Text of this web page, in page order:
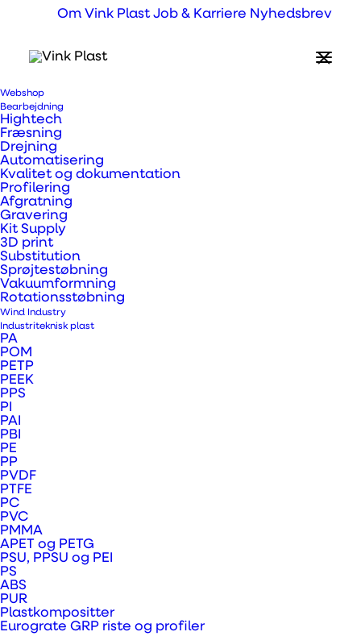
Om Vink Plast Job & Karriere Nyhedsbrev
Webshop
Bearbejdning
Hightech
Fræsning
Drejning
Automatisering
Kvalitet og dokumentation
Profilering
Afgratning
Gravering
Kit Supply
3D print
Substitution
Sprøjtestøbning
Vakuumformning
Rotationsstøbning
Wind Industry
Industriteknisk plast
PA
POM
PETP
PEEK
PPS
PI
PAI
PBI
PE
PP
PVDF
PTFE
PC
PVC
PMMA
APET og PETG
PSU, PPSU og PEI
PS
ABS
PUR
Plastkompositter
Eurograte GRP riste og profiler
holdbarhed
Nem montage & fjernelse uden skader
Europæisk kvalitet
som giver mulighed for både visuelt
udtryk, branding og